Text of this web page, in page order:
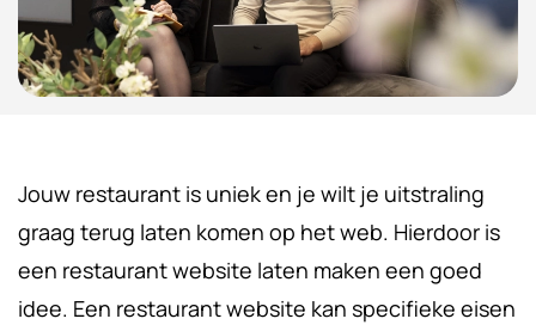
Jouw restaurant is uniek en je wilt je uitstraling
graag terug laten komen op het web. Hierdoor is
een restaurant website laten maken een goed
idee. Een restaurant website kan specifieke eisen